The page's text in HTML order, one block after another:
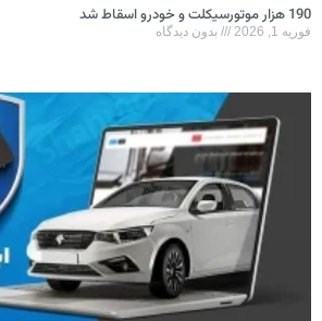
190 هزار موتورسیکلت و خودرو اسقاط شد
فوریه 1, 2026 بدون دیدگاه